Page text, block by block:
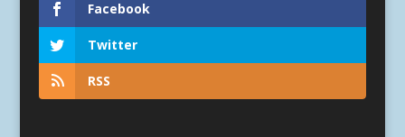
Facebook
Twitter
RSS